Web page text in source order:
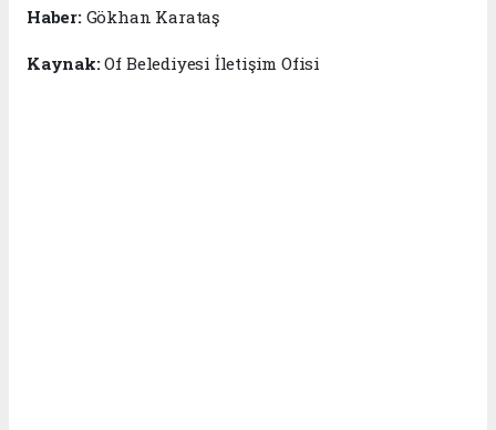
Haber: Gökhan Karataş
Kaynak:Of Belediyesi İletişim Ofisi